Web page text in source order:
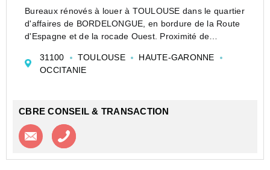
Bureaux rénovés à louer à TOULOUSE dans le quartier
d'affaires de BORDELONGUE, en bordure de la Route
d'Espagne et de la rocade Ouest. Proximité de
CBRE TOULOUSE vous propose des bureaux à louer à
TOULOUSE , secteur Sud Ouest.
31100 TOULOUSE
HAUTE-GARONNE
OCCITANIE
CBRE CONSEIL & TRANSACTION
Contacter l'agence